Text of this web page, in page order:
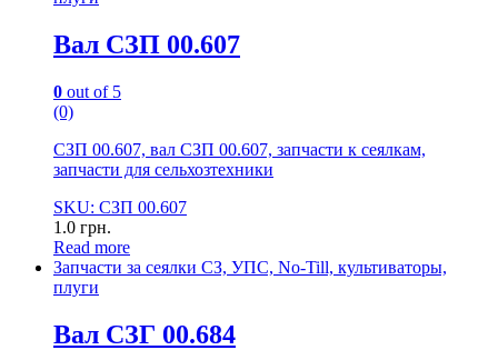
Вал СЗП 00.607
0 out of 5
(0)
СЗП 00.607, вал СЗП 00.607, запчасти к сеялкам,
запчасти для сельхозтехники
SKU: СЗП 00.607
1.0 грн.
Read more
Запчасти за сеялки СЗ, УПС, No-Till, культиваторы,
плуги
Вал СЗГ 00.684